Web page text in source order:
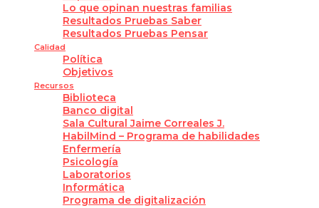
Lo que opinan nuestras familias
Resultados Pruebas Saber
Resultados Pruebas Pensar
Calidad
Política
Objetivos
Recursos
Biblioteca
Banco digital
Sala Cultural Jaime Correales J.
HabilMind – Programa de habilidades
Enfermería
Psicología
Laboratorios
Informática
Programa de digitalización